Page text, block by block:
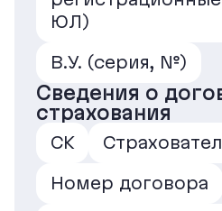
ЮЛ)
В.У. (серия, №)
Сведения о
страхования
СК
Номер договора